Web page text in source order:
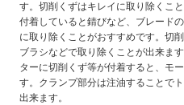
す。切削くずはキレイに取り除くこ
付着していると錆びなど、ブレード
に取り除くことがおすすめです。切
ブラシなどで取り除くことが出来ま
ターに切削くず等が付着すると、モ
す。クランプ部分は注油することで
出来ます。